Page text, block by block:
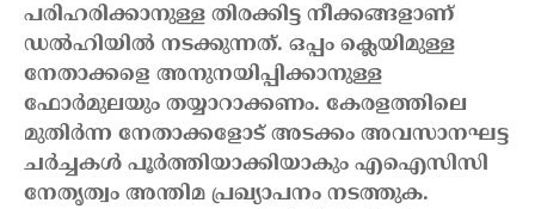
പരിഹരിക്കാനുള്ള തിരക്കിട്ട നീക്കങ്ങളാണ്
ഡൽഹിയിൽ നടക്കുന്നത്. ഒപ്പം ക്ലെയിമുള്ള
നേതാക്കളെ അനുനയിപ്പിക്കാനുള്ള
ഫോർമുലയും തയ്യാറാക്കണം. കേരളത്തിലെ
മുതിർന്ന നേതാക്കളോട് അടക്കം അവസാനഘട്ട
ചർച്ചകൾ പൂർത്തിയാക്കിയാകും എഐസിസി
നേതൃത്വം അന്തിമ പ്രഖ്യാപനം നടത്തുക.